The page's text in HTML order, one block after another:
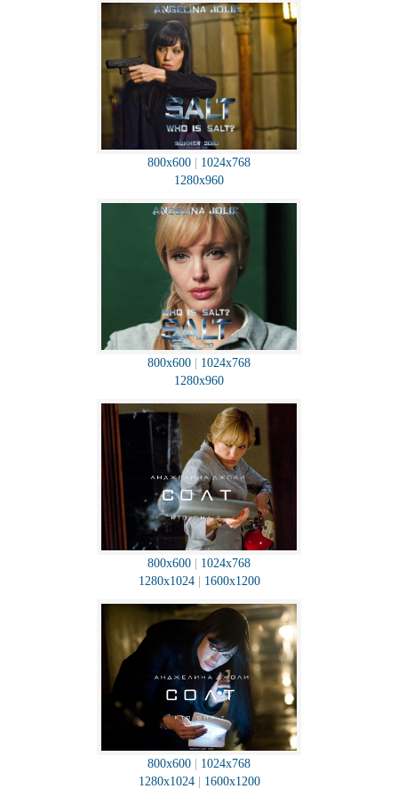
800x600
1024x768
1280x960
800x600
1024x768
1280x960
800x600
1024x768
1280x1024| 1600x1200
800x600
1024x768
1280x1024| 1600x1200